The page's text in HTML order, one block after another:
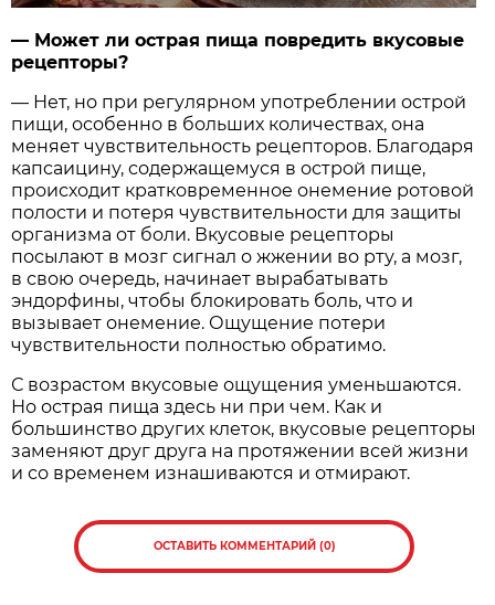
— Может ли острая пища повредить вкусовые
рецепторы?
— Нет, но при регулярном употреблении острой
пищи, особенно в больших количествах, она
меняет чувствительность рецепторов. Благодаря
капсаицину, содержащемуся в острой пище,
происходит кратковременное онемение ротовой
полости и потеря чувствительности для защиты
организма от боли. Вкусовые рецепторы
посылают в мозг сигнал о жжении во рту, а мозг,
в свою очередь, начинает вырабатывать
эндорфины, чтобы блокировать боль, что и
вызывает онемение. Ощущение потери
чувствительности полностью обратимо.
С возрастом вкусовые ощущения уменьшаются.
Но острая пища здесь ни при чем. Как и
большинство других клеток, вкусовые рецепторы
заменяют друг друга на протяжении всей жизни
и со временем изнашиваются и отмирают.
ОСТАВИТЬ КОММЕНТАРИЙ (0)